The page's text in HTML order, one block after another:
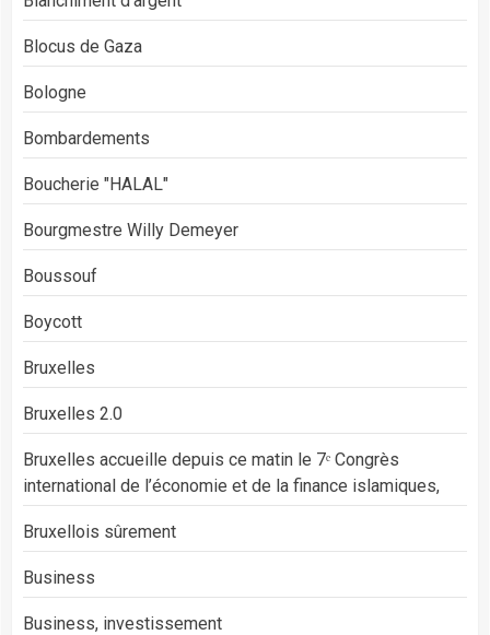
Blocus de Gaza
Bologne
Bombardements
Boucherie "HALAL"
Bourgmestre Willy Demeyer
Boussouf
Boycott
Bruxelles
Bruxelles 2.0
Bruxelles accueille depuis ce matin le 7ᵉ Congrès
international de l’économie et de la finance islamiques,
Bruxellois sûrement
Business
Business, investissement